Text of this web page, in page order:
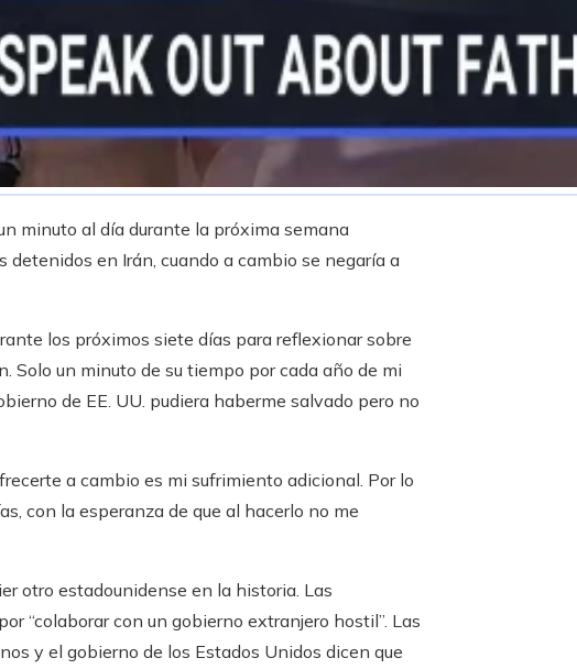
minuto al día durante la próxima semana
en Irán, cuando a cambio se negaría a
los próximos siete días para reflexionar sobre
Solo un minuto de su tiempo por cada año de mi
de EE. UU. pudiera haberme salvado pero no
a cambio es mi sufrimiento adicional. Por lo
con la esperanza de que al hacerlo no me
otro estadounidense en la historia. Las
“colaborar con un gobierno extranjero hostil”. Las
y el gobierno de los Estados Unidos dicen que